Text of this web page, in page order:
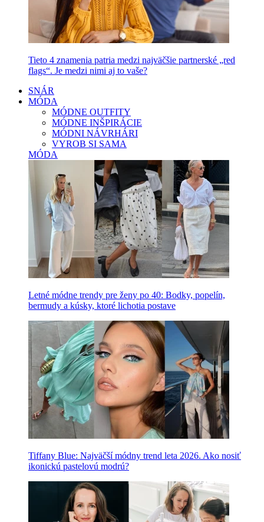
Tieto 4 znamenia patria medzi najväčšie partnerské „red
flags“. Je medzi nimi aj to vaše?
SNÁR
MÓDA
MÓDNE OUTFITY
MÓDNE INŠPIRÁCIE
MÓDNI NÁVRHÁRI
VYROB SI SAMA
MÓDA
Letné módne trendy pre ženy po 40: Bodky, popelín,
bermudy a kúsky, ktoré lichotia postave
Tiffany Blue: Najväčší módny trend leta 2026. Ako nosiť
ikonickú pastelovú modrú?